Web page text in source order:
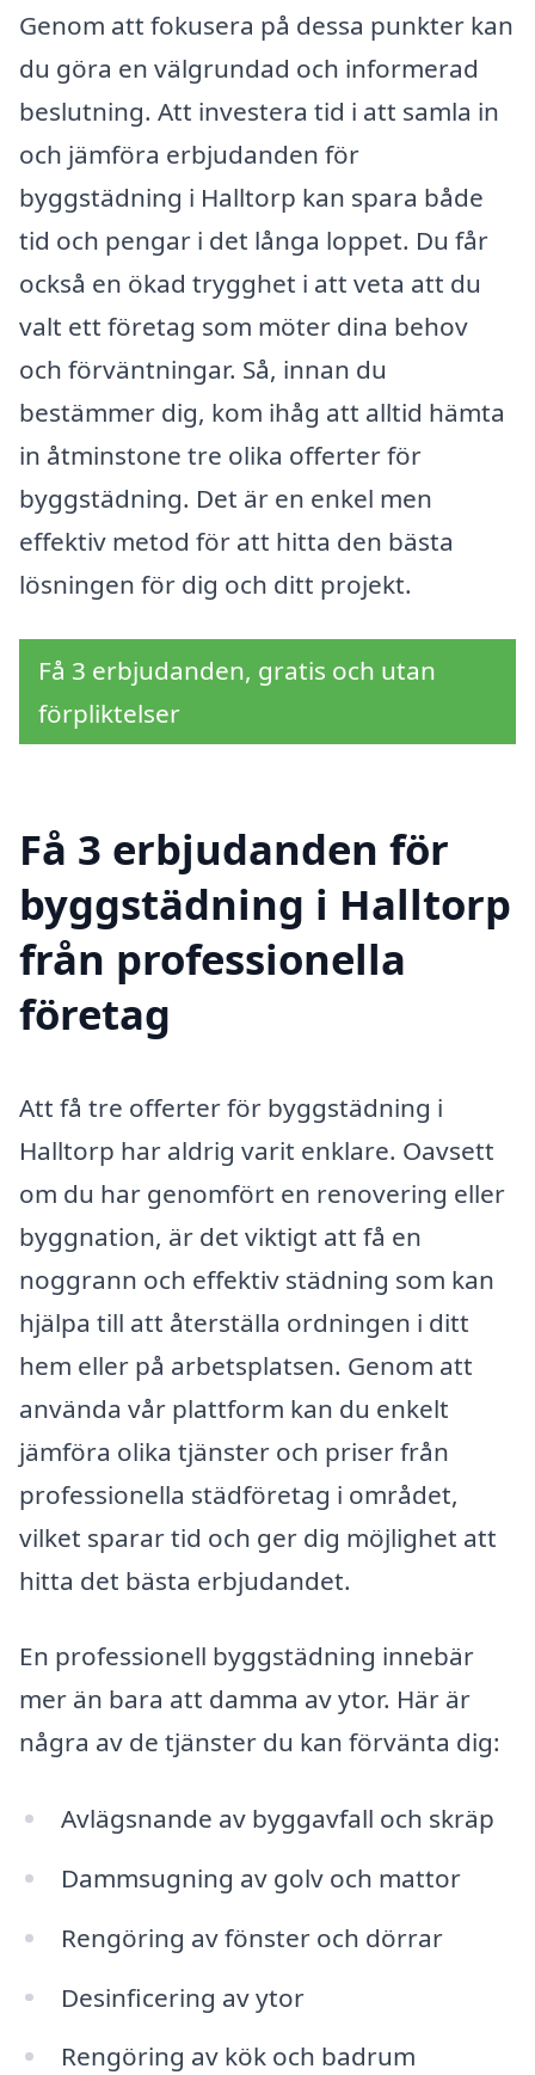
Genom att fokusera på dessa punkter kan
du göra en välgrundad och informerad
beslutning. Att investera tid i att samla in
och jämföra erbjudanden för
byggstädning i Halltorp kan spara både
tid och pengar i det långa loppet. Du får
också en ökad trygghet i att veta att du
valt ett företag som möter dina behov
och förväntningar. Så, innan du
bestämmer dig, kom ihåg att alltid hämta
in åtminstone tre olika offerter för
byggstädning. Det är en enkel men
effektiv metod för att hitta den bästa
lösningen för dig och ditt projekt.
Få 3 erbjudanden, gratis och utan
förpliktelser
Få 3 erbjudanden för
byggstädning i Halltorp
från professionella
företag
Att få tre offerter för byggstädning i
Halltorp har aldrig varit enklare. Oavsett
om du har genomfört en renovering eller
byggnation, är det viktigt att få en
noggrann och effektiv städning som kan
hjälpa till att återställa ordningen i ditt
hem eller på arbetsplatsen. Genom att
använda vår plattform kan du enkelt
jämföra olika tjänster och priser från
professionella städföretag i området,
vilket sparar tid och ger dig möjlighet att
hitta det bästa erbjudandet.
En professionell byggstädning innebär
mer än bara att damma av ytor. Här är
några av de tjänster du kan förvänta dig:
Avlägsnande av byggavfall och skräp
Dammsugning av golv och mattor
Rengöring av fönster och dörrar
Desinficering av ytor
Rengöring av kök och badrum